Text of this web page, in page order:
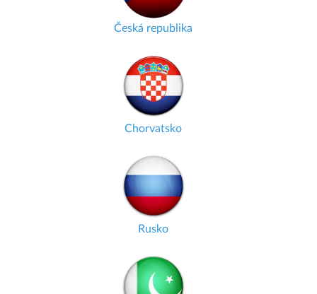
Česká republika
Chorvatsko
Rusko